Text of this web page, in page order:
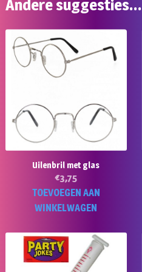
Andere suggesties…
Uilenbril met glas
€3,75
TOEVOEGEN AAN
WINKELWAGEN